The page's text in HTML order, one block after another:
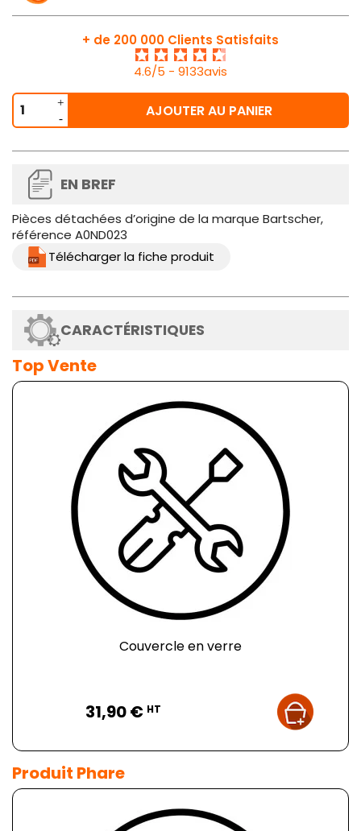
+ de 200 000 Clients Satisfaits
4.6/5 - 9133avis
AJOUTER AU PANIER
EN BREF
Pièces détachées d’origine de la marque Bartscher,
référence A0ND023
Télécharger la fiche produit
CARACTÉRISTIQUES
Top Vente
Couvercle en verre
31,90 € HT
Produit Phare